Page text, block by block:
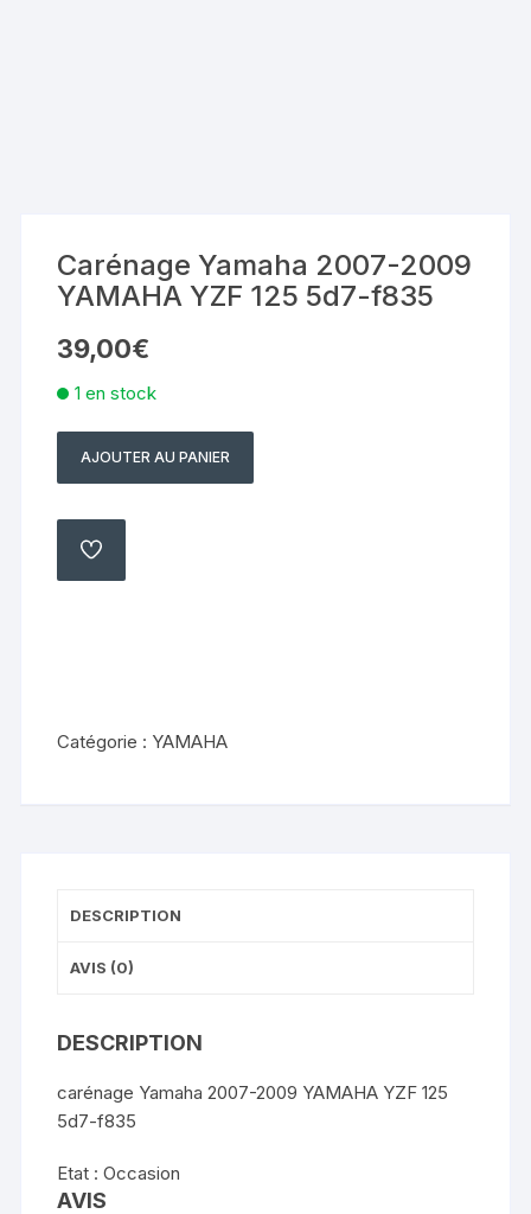
Carénage Yamaha 2007-2009
YAMAHA YZF 125 5d7-f835
39,00€
1 en stock
quantité
Carénage
Yamaha
2007-
f835
AJOUTER AU PANIER
AJOUTER
Catégorie : YAMAHA
DESCRIPTION
AVIS (0)
DESCRIPTION
carénage Yamaha 2007-2009 YAMAHA YZF 125
5d7-f835
Etat : Occasion
AVIS